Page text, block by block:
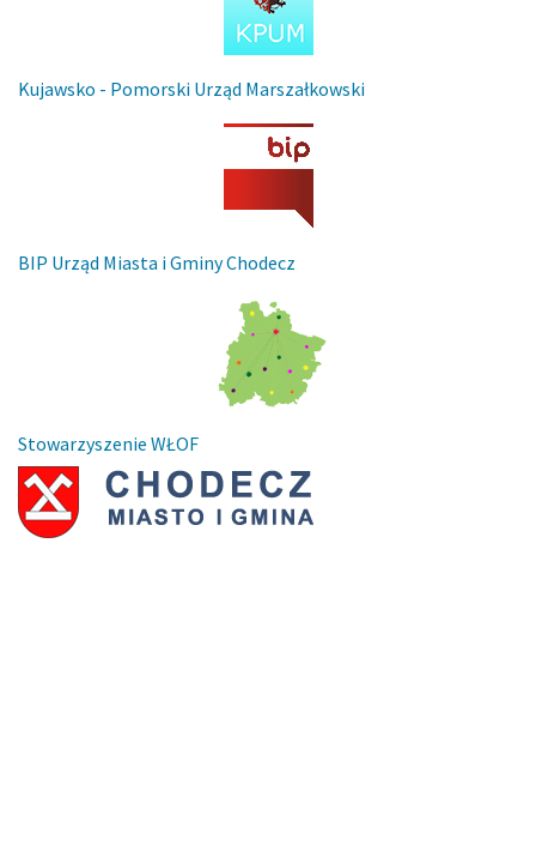
Kujawsko - Pomorski Urząd Marszałkowski
BIP Urząd Miasta i Gminy Chodecz
Stowarzyszenie WŁOF